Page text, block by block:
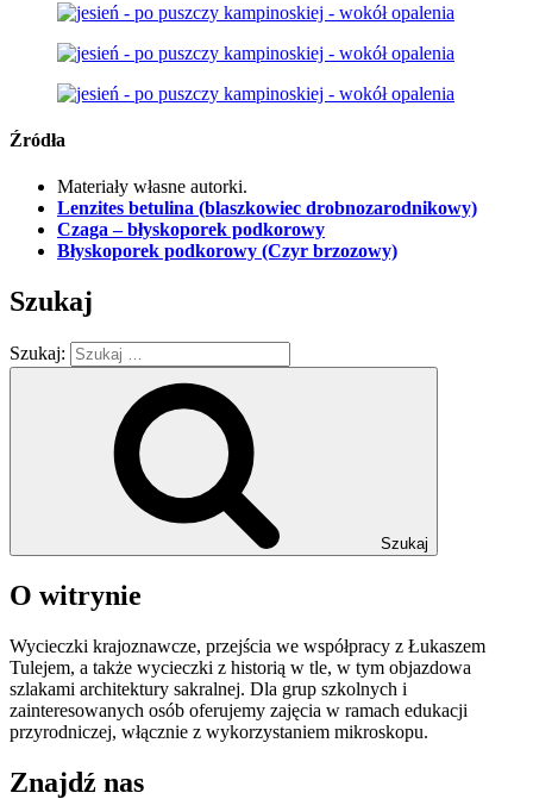
Źródła
Materiały własne autorki.
Lenzites betulina (blaszkowiec drobnozarodnikowy)
Czaga – błyskoporek podkorowy
Błyskoporek podkorowy (Czyr brzozowy)
Szukaj
Szukaj:
Szukaj
O witrynie
Wycieczki krajoznawcze, przejścia we współpracy z Łukaszem
Tulejem, a także wycieczki z historią w tle, w tym objazdowa
szlakami architektury sakralnej. Dla grup szkolnych i
zainteresowanych osób oferujemy zajęcia w ramach edukacji
przyrodniczej, włącznie z wykorzystaniem mikroskopu.
Znajdź nas